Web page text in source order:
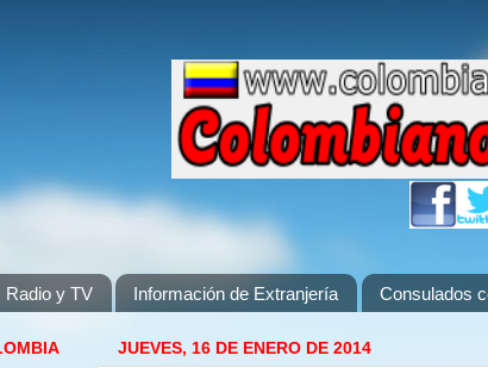
Radio y TV Información de Extranjería Consulados
JUEVES, 16 DE ENERO DE 2014